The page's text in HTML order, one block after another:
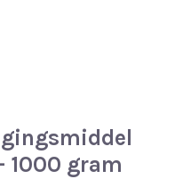
1000 gram